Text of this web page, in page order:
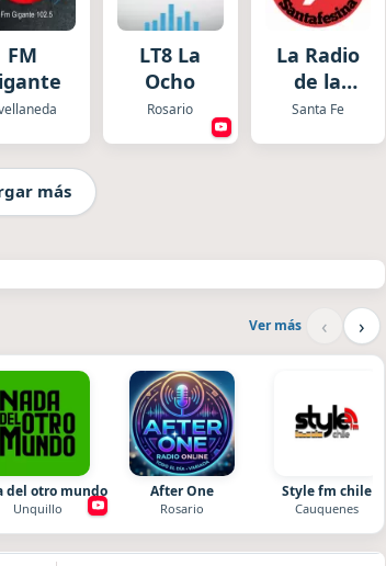
FM
LT8 La
Ocho
Rosario
La Radio
de la
Cumbia
Santafesina
Santa Fe
más
Ver más ‹ ›
del otro mundo
Unquillo
After One
Rosario
Style fm chile
Cauquenes